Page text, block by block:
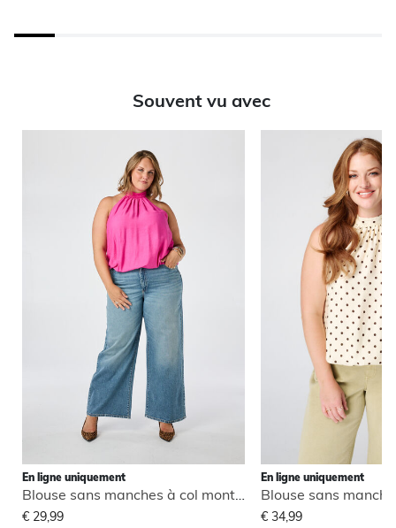
Souvent vu avec
En ligne uniquement
Blouse sans manches à col montant
€ 29,99
En ligne uniquement
€ 34,99